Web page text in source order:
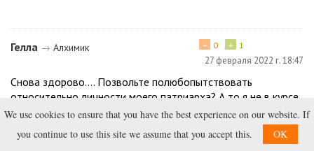
Гелла → Алхимик + 1
− 0
27 февраля 2022 г. 18:47
Снова здорово…. Позвольте полюбопытствовать
относительно личности моего патриарха? А то я не в курсе.
То-то Фалософф удивлялся вашему погружения в события
эмоциональное состояние человека трехлетней давности.
We use cookies to ensure that you have the best experience on our website. If
you continue to use this site we assume that you accept this.
OK